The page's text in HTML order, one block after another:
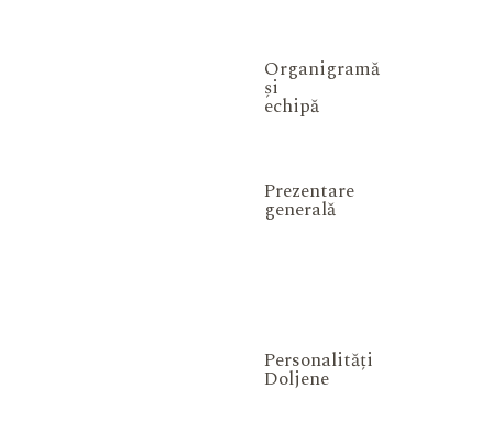
Organigramă
și
echipă
Prezentare
generală
Personalități
Doljene